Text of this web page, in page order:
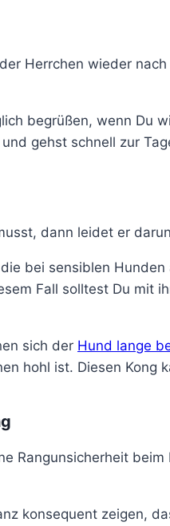
Herrchen wieder
begrüßen, wenn Du
gehst schnell zur
dann leidet er
bei sensiblen
Fall solltest Du mit
sich der Hund lange
hohl ist. Diesen Kong
Rangunsicherheit
konsequent zeigen,